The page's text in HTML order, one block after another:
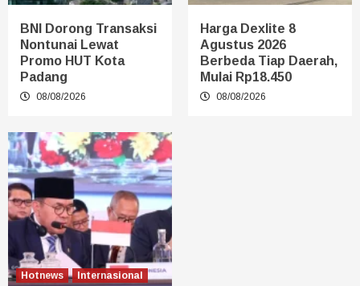
BNI Dorong Transaksi
Nontunai Lewat
Promo HUT Kota
Padang
08/08/2026
Harga Dexlite 8
Agustus 2026
Berbeda Tiap Daerah,
Mulai Rp18.450
08/08/2026
Hotnews Internasional